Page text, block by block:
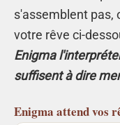
s'assemblent pas,
votre rêve ci-
Enigma
suffisent à dire
Enigma attend vos